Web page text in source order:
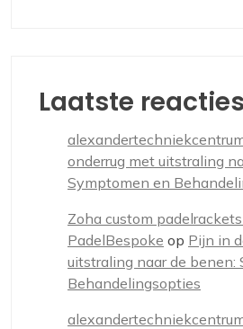
Laatste reacties
onderrug met uitstraling
Symptomen en
Zoha custom
PadelBespoke op Pijn in
uitstraling naar de benen:
Behandelingsopties